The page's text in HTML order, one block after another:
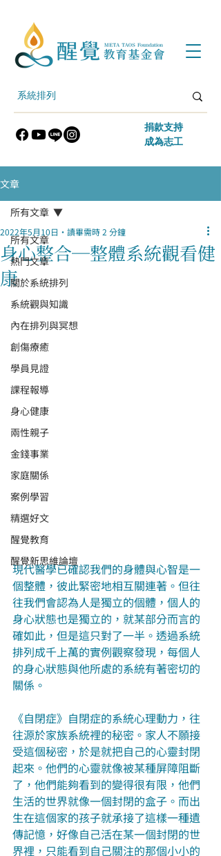
​捐款支持
​成為志工
文章
所有文章
熱門文章
關於系統排列
系統觀與知識
內在排列與冥想
創傷療癒
學員見證
課程報導
身心健康
兩性親子
金錢事業
家庭關係
案例學習
精選好文
醒覺教育
醒覺新思維論壇
所有文章
身心整合─整體系統觀看健
康
2022年5月10日 讀畢需時 2 分鐘
現代醫學已確認我們的身體與心智是一
個整體，彼此緊密地相互關連著。但往
往我們會認為人是獨立的個體，個人的
身心狀態也是獨立的，就某部分而言的
確如此，但是這只對了一半。透過系統
排列成千上萬的實例觀察發現，每個人
的身心狀態與他所處的系統有著密切的
關係。
《自閉症》自閉症的系統心理動力，往
往源於家族系統裡的秘密。家人不願接
受這個秘密，於是就把自己的心靈封閉
起來。他們的心靈就像被某種屏障阻斷
了，他們能夠看到的變得很有限，他們
生活的世界就像一個封閉的盒子。而出
生在這個家的孩子就承接了這樣一種遺
傳記憶，好像自己活在某一個封閉的世
界裡，只能看到自己關注的那個小小的